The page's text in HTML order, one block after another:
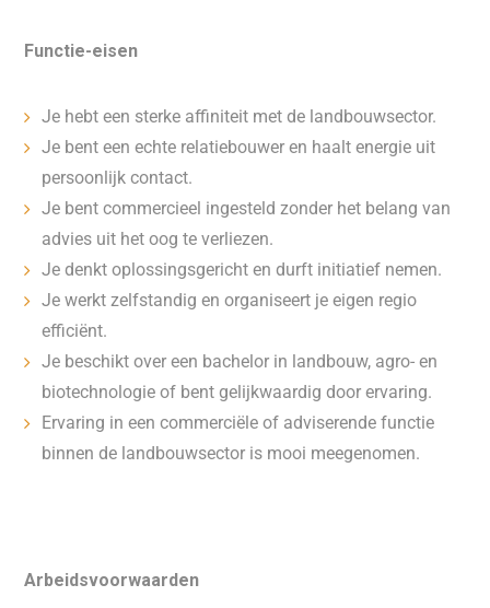
Functie-eisen
Je hebt een sterke affiniteit met de landbouwsector.
Je bent een echte relatiebouwer en haalt energie uit
persoonlijk contact.
Je bent commercieel ingesteld zonder het belang van
advies uit het oog te verliezen.
Je denkt oplossingsgericht en durft initiatief nemen.
Je werkt zelfstandig en organiseert je eigen regio
efficiënt.
Je beschikt over een bachelor in landbouw, agro- en
biotechnologie of bent gelijkwaardig door ervaring.
Ervaring in een commerciële of adviserende functie
binnen de landbouwsector is mooi meegenomen.
Arbeidsvoorwaarden